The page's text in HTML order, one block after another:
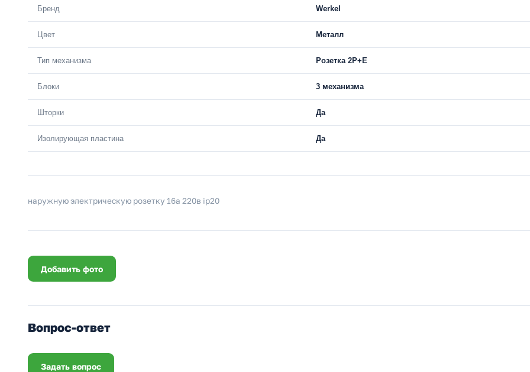
Бренд Werkel
Цвет Металл
Тип механизма Розетка 2Р+Е
Блоки 3 механизма
Шторки Да
Изолирующая пластина Да
наружную электрическую розетку 16а 220в ip20
Добавить фото
Вопрос-ответ
Задать вопрос